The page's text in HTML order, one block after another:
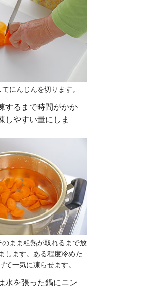
にんじんを切ります。
するまで時間がかか
しやすい量にしま
まま粗熱が取れるまで放
します。ある程度冷めた
て一気に凍らせます。
水を張った鍋にニン